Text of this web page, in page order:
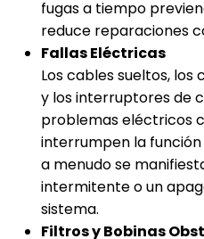
fugas a tiempo
reduce reparaciones
Fallas Eléctricas
Los cables sueltos,
y los interruptores de
problemas eléctricos
interrumpen la
a menudo se
intermitente o un
sistema.
Filtros y Bobinas